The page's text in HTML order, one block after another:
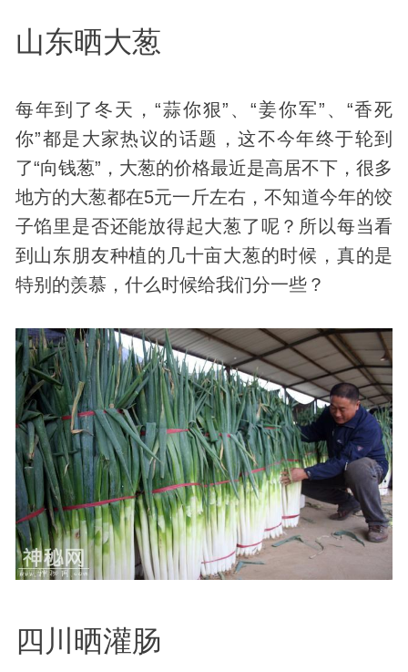
山东晒大葱
每年到了冬天，“蒜你狠”、“姜你军”、“香死
你”都是大家热议的话题，这不今年终于轮到
了“向钱葱”，大葱的价格最近是高居不下，很多
地方的大葱都在5元一斤左右，不知道今年的饺
子馅里是否还能放得起大葱了呢？所以每当看
到山东朋友种植的几十亩大葱的时候，真的是
特别的羡慕，什么时候给我们分一些？
四川晒灌肠